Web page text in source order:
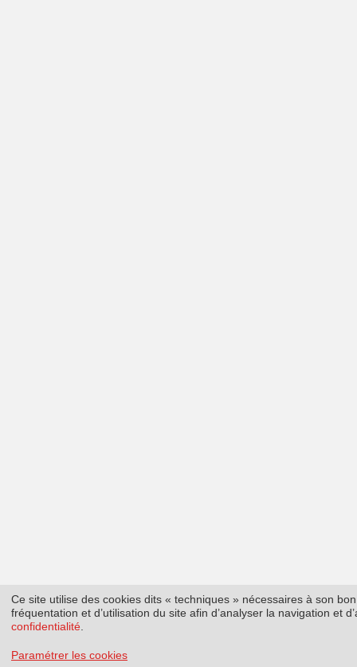
Ce site utilise des cookies dits « techniques » nécessaires à son
fréquentation et d’utilisation du site afin d’analyser la navigation et
confidentialité
Paramétrer les cookies